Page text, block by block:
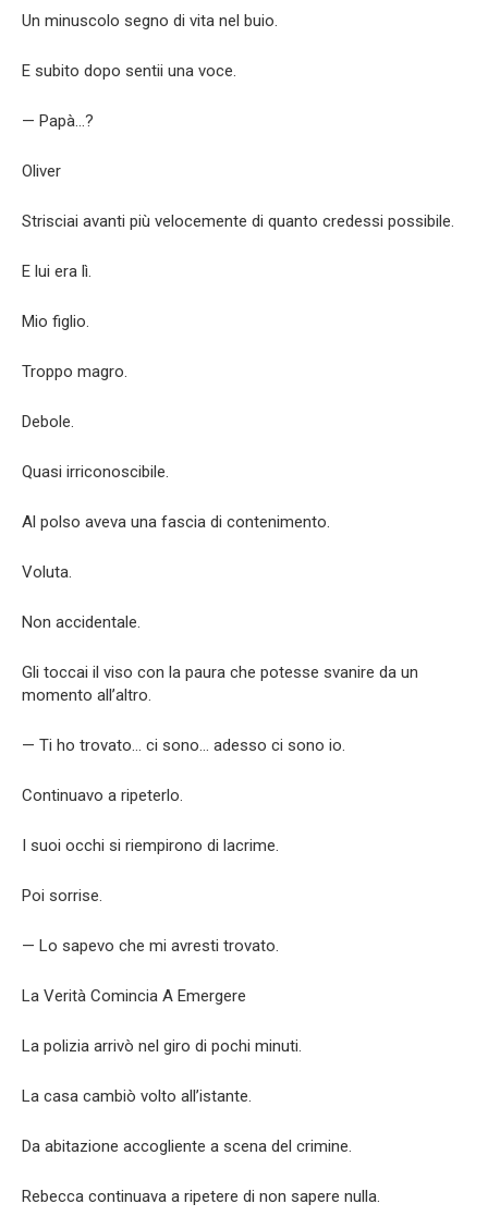
Un minuscolo segno di vita nel buio.
E subito dopo sentii una voce.
— Papà…?
Oliver
Strisciai avanti più velocemente di quanto credessi possibile.
E lui era lì.
Mio figlio.
Troppo magro.
Debole.
Quasi irriconoscibile.
Al polso aveva una fascia di contenimento.
Voluta.
Non accidentale.
Gli toccai il viso con la paura che potesse svanire da un
momento all’altro.
— Ti ho trovato… ci sono… adesso ci sono io.
Continuavo a ripeterlo.
I suoi occhi si riempirono di lacrime.
Poi sorrise.
— Lo sapevo che mi avresti trovato.
La Verità Comincia A Emergere
La polizia arrivò nel giro di pochi minuti.
La casa cambiò volto all’istante.
Da abitazione accogliente a scena del crimine.
Rebecca continuava a ripetere di non sapere nulla.